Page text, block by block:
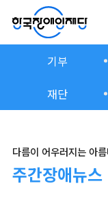
기부
재단
다름이 어우러지는 아
주간장애뉴스